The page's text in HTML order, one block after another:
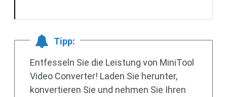
Tipp:
Entfesseln Sie die Leistung von MiniTool
Video Converter! Laden Sie herunter,
konvertieren Sie und nehmen Sie Ihren